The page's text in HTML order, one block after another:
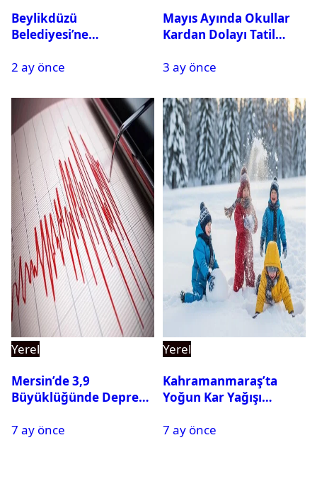
Beylikdüzü
Belediyesi’ne
Gözaltına Alındı
2 ay önce
Mayıs Ayında Okullar
Kardan Dolayı Tatil
3 ay önce
Yerel
Mersin’de 3,9
Büyüklüğünde Deprem
7 ay önce
Yerel
Kahramanmaraş’ta
Yoğun Kar Yağışı
Tatil
7 ay önce